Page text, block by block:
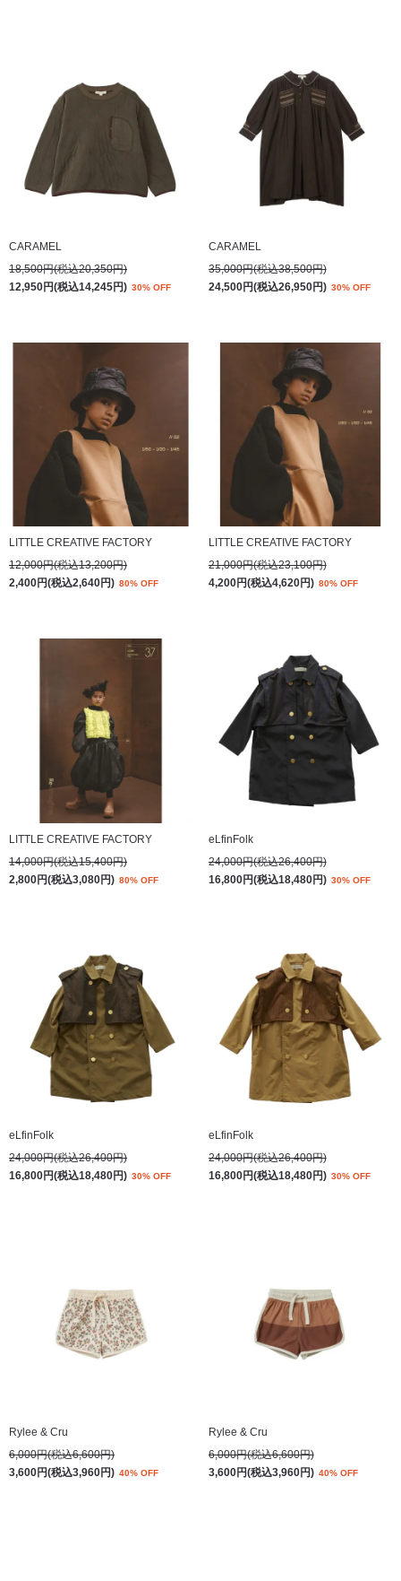
CARAMEL
18,500円(税込20,350円)
12,950円(税込14,245円) 30% OFF
CARAMEL
35,000円(税込38,500円)
24,500円(税込26,950円) 30% OFF
LITTLE CREATIVE FACTORY
12,000円(税込13,200円)
2,400円(税込2,640円) 80% OFF
LITTLE CREATIVE FACTORY
21,000円(税込23,100円)
4,200円(税込4,620円) 80% OFF
LITTLE CREATIVE FACTORY
14,000円(税込15,400円)
2,800円(税込3,080円) 80% OFF
eLfinFolk
24,000円(税込26,400円)
16,800円(税込18,480円) 30% OFF
eLfinFolk
24,000円(税込26,400円)
16,800円(税込18,480円) 30% OFF
eLfinFolk
24,000円(税込26,400円)
16,800円(税込18,480円) 30% OFF
Rylee & Cru
6,000円(税込6,600円)
3,600円(税込3,960円) 40% OFF
Rylee & Cru
6,000円(税込6,600円)
3,600円(税込3,960円) 40% OFF